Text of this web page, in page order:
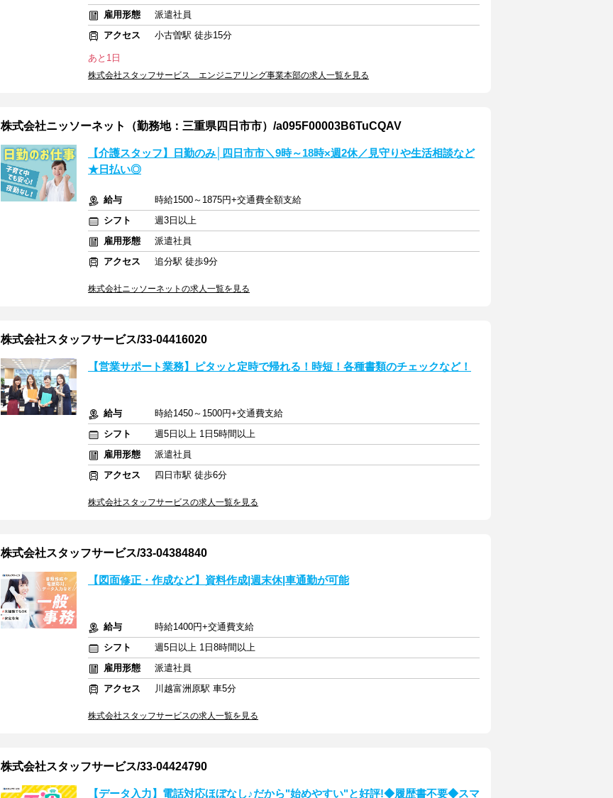
雇用形態
派遣社員
アクセス
小古曽駅 徒歩15分
あと1日
株式会社スタッフサービス エンジニアリング事業本部の求人一覧を見る
株式会社ニッソーネット（勤務地：三重県四日市市）/a095F00003B6TuCQAV
【介護スタッフ】日勤のみ│四日市市＼9時～18時×週2休／見守りや生活相談など
★日払い◎
給与
時給1500～1875円+交通費全額支給
シフト
週3日以上
雇用形態
派遣社員
アクセス
追分駅 徒歩9分
株式会社ニッソーネットの求人一覧を見る
株式会社スタッフサービス/33-04416020
【営業サポート業務】ピタッと定時で帰れる！時短！各種書類のチェックなど！
給与
時給1450～1500円+交通費支給
シフト
週5日以上 1日5時間以上
雇用形態
派遣社員
アクセス
四日市駅 徒歩6分
株式会社スタッフサービスの求人一覧を見る
株式会社スタッフサービス/33-04384840
【図面修正・作成など】資料作成|週末休|車通勤が可能
給与
時給1400円+交通費支給
シフト
週5日以上 1日8時間以上
雇用形態
派遣社員
アクセス
川越富洲原駅 車5分
株式会社スタッフサービスの求人一覧を見る
株式会社スタッフサービス/33-04424790
【データ入力】電話対応ほぼなし♪だから"始めやすい"と好評!◆履歴書不要◆スマ